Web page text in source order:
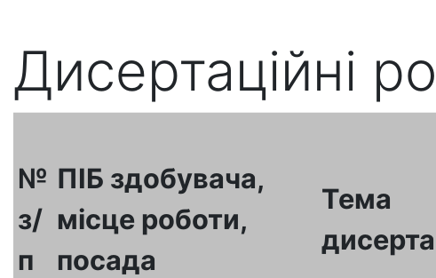
Дисертаційні
№
з/
п
ПІБ здобувача,
місце роботи,
посада
Тема